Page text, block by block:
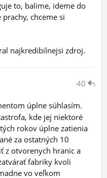
to, balime, ideme do
chceme si
najkredibilnejsi zdroj.
40
úplne súhlasím.
kde jej niektoré
rokov úplne zatienia
za ostatných 10
z otvorenych hranic a
fabriky kvoli
vo veľkom